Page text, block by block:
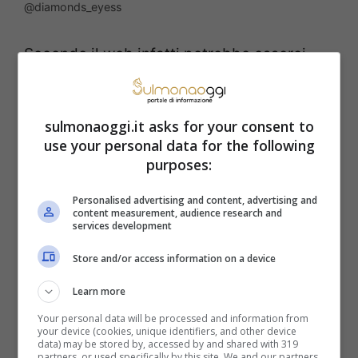
@diamonds_eyess
Secondo il web infatti potrebbe esserci
un ritorno di fiamma, complice la
più spiata d’Italia. In futuro però
potrebbero abbattersi altri imprevisti.
Infatti secondo leultime indiscrezioni, il
reality di Canale Cinque starebbe
pensando di far entrare anche Greta tra
qualche settimana, per destabilizzare
nuovamente gli equilibri. Ma finora non ci
sono state conferme ufficiali a riguardo.
sulmonaoggi.it asks for your consent to
use your personal data for the following
purposes:
Personalised advertising and content, advertising and
content measurement, audience research and
services development
Store and/or access information on a device
Learn more
Your personal data will be processed and information from
your device (cookies, unique identifiers, and other device
data) may be stored by, accessed by and shared with 319